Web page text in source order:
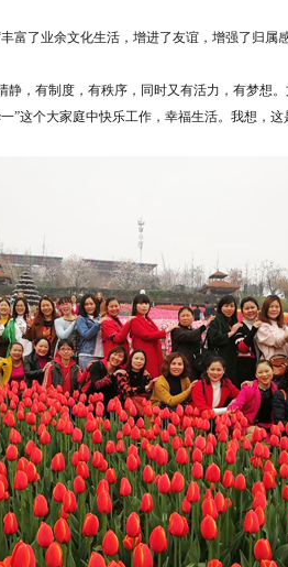
富了业余文化生活，增进了友谊，增强了归属
，有制度，有秩序，同时又有活力，有梦想
”这个大家庭中快乐工作，幸福生活。我想，